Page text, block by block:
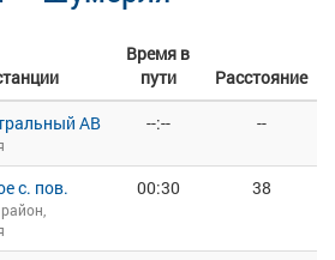
Время в
пути
Расстояние
АВ --:-- --
с. пов. 00:30 38